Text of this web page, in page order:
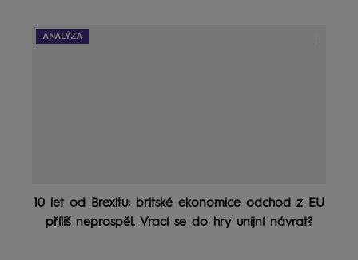
ANALÝZA
10 let od Brexitu: britské ekonomice odchod z EU
příliš neprospěl. Vrací se do hry unijní návrat?